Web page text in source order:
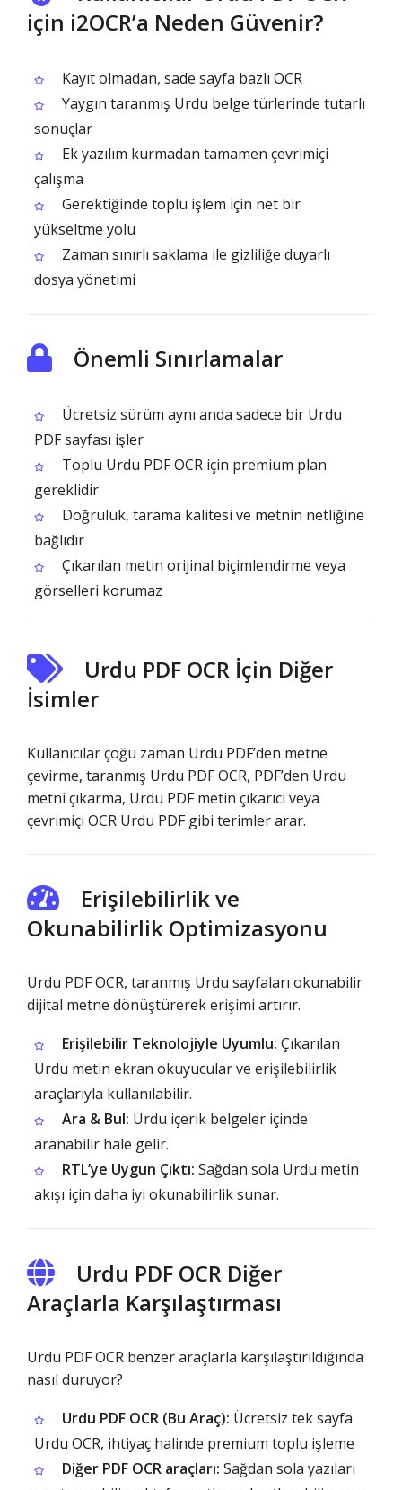
için i2OCR’a Neden Güvenir?
Kayıt olmadan, sade sayfa bazlı OCR
Yaygın taranmış Urdu belge türlerinde tutarlı
sonuçlar
Ek yazılım kurmadan tamamen çevrimiçi
çalışma
Gerektiğinde toplu işlem için net bir
yükseltme yolu
Zaman sınırlı saklama ile gizliliğe duyarlı
dosya yönetimi
Önemli Sınırlamalar
Ücretsiz sürüm aynı anda sadece bir Urdu
PDF sayfası işler
Toplu Urdu PDF OCR için premium plan
gereklidir
Doğruluk, tarama kalitesi ve metnin netliğine
bağlıdır
Çıkarılan metin orijinal biçimlendirme veya
görselleri korumaz
Urdu PDF OCR İçin Diğer
İsimler
Kullanıcılar çoğu zaman Urdu PDF’den metne
çevirme, taranmış Urdu PDF OCR, PDF’den Urdu
metni çıkarma, Urdu PDF metin çıkarıcı veya
çevrimiçi OCR Urdu PDF gibi terimler arar.
Erişilebilirlik ve
Okunabilirlik Optimizasyonu
Urdu PDF OCR, taranmış Urdu sayfaları okunabilir
dijital metne dönüştürerek erişimi artırır.
Erişilebilir Teknolojiyle Uyumlu: Çıkarılan
Urdu metin ekran okuyucular ve erişilebilirlik
araçlarıyla kullanılabilir.
Ara & Bul: Urdu içerik belgeler içinde
aranabilir hale gelir.
RTL’ye Uygun Çıktı: Sağdan sola Urdu metin
akışı için daha iyi okunabilirlik sunar.
Urdu PDF OCR Diğer
Araçlarla Karşılaştırması
Urdu PDF OCR benzer araçlarla karşılaştırıldığında
nasıl duruyor?
Urdu PDF OCR (Bu Araç): Ücretsiz tek sayfa
Urdu OCR, ihtiyaç halinde premium toplu işleme
Diğer PDF OCR araçları: Sağdan sola yazıları